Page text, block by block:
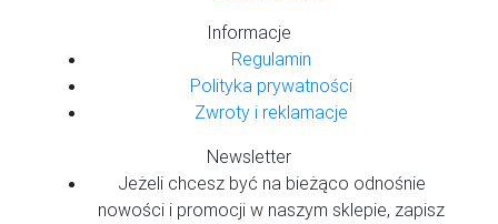
Informacje
Regulamin
Polityka prywatności
Zwroty i reklamacje
Newsletter
Jeżeli chcesz być na bieżąco odnośnie
nowości i promocji w naszym sklepie, zapisz